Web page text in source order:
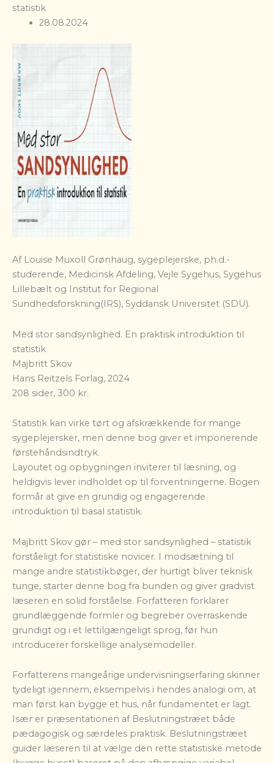
statistik
28.08.2024
Af Louise Muxoll Grønhaug, sygeplejerske, ph.d.-
studerende, Medicinsk Afdeling, Vejle Sygehus, Sygehus
Lillebælt og Institut for Regional
Sundhedsforskning(IRS), Syddansk Universitet (SDU).
Med stor sandsynlighed. En praktisk introduktion til
statistik
Majbritt Skov
Hans Reitzels Forlag, 2024
208 sider, 300 kr.
Statistik kan virke tørt og afskrækkende for mange
sygeplejersker, men denne bog giver et imponerende
førstehåndsindtryk.
Layoutet og opbygningen inviterer til læsning, og
heldigvis lever indholdet op til forventningerne. Bogen
formår at give en grundig og engagerende
introduktion til basal statistik.
Majbritt Skov gør – med stor sandsynlighed – statistik
forståeligt for statistiske novicer. I modsætning til
mange andre statistikbøger, der hurtigt bliver teknisk
tunge, starter denne bog fra bunden og giver gradvist
læseren en solid forståelse. Forfatteren forklarer
grundlæggende formler og begreber overraskende
grundigt og i et lettilgængeligt sprog, før hun
introducerer forskellige analysemodeller.
Forfatterens mangeårige undervisningserfaring skinner
tydeligt igennem, eksempelvis i hendes analogi om, at
man først kan bygge et hus, når fundamentet er lagt.
Især er præsentationen af Beslutningstræet både
pædagogisk og særdeles praktisk. Beslutningstræet
guider læseren til at vælge den rette statistiske metode